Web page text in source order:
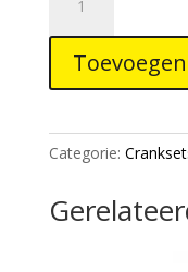
Spindle
Bolt
Black
aantal
Categorie: